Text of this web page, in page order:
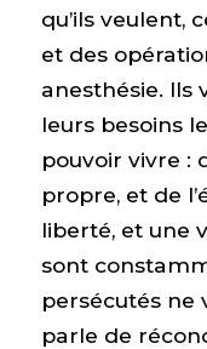
qu’ils veulent,
et des
anesthésie. Ils
leurs besoins
pouvoir vivre :
propre, et de
liberté, et une
sont
persécutés ne
parle de